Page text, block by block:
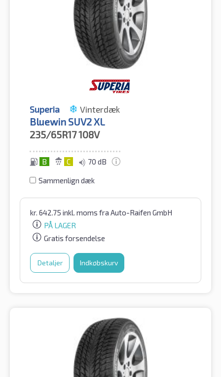
Superia Vinterdæk
Bluewin SUV2 XL
235/65R17108V
B C 70 dB
Sammenlign dæk
kr. 642.75 inkl. moms fra Auto-Raifen GmbH
PÅ LAGER
Gratis forsendelse
Detaljer Indkøbskurv